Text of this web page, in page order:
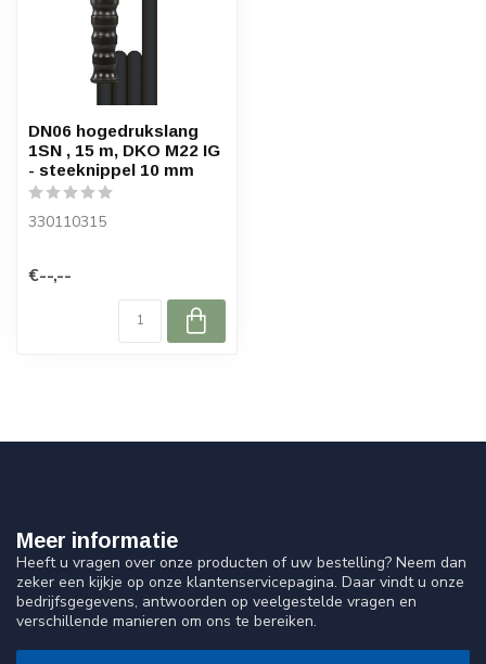
DN06 hogedrukslang
1SN , 15 m, DKO M22 IG
- steeknippel 10 mm
330110315
€--,--
Meer informatie
Heeft u vragen over onze producten of uw bestelling? Neem dan
zeker een kijkje op onze klantenservicepagina. Daar vindt u onze
bedrijfsgegevens, antwoorden op veelgestelde vragen en
verschillende manieren om ons te bereiken.